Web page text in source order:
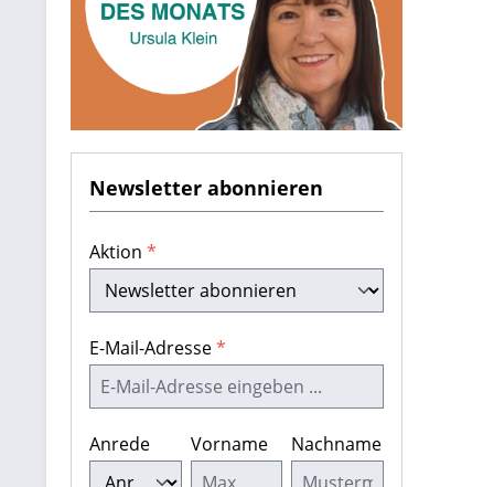
Newsletter abonnieren
Aktion *
E-Mail-Adresse*
Anrede Vorname Nachname